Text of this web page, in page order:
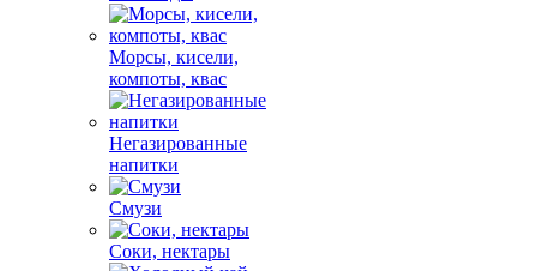
Морсы, кисели,
компоты, квас
Негазированные
напитки
Смузи
Соки, нектары